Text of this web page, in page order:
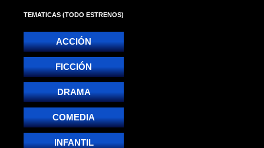
TEMATICAS (TODO ESTRENOS)
ACCIÓN
FICCIÓN
DRAMA
COMEDIA
INFANTIL